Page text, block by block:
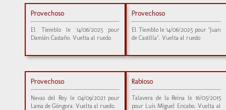
Provechoso
El Tiemblo le 14/06/2025 pour
Damián Castaño. Vuelta al ruedo
Provechoso
El Tiemblo le 14/06/2025 pour "Juan
de Castilla". Vuelta al ruedo
Provechoso
Navas del Rey le 04/09/2021 pour
Lama de Góngora. Vuelta al ruedo.
Rabioso
Talavera de la Reina le 16/05/2015
pour Luis Miguel Encabo. Vuelta al